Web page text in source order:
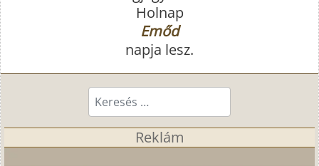
Holnap
Emőd
napja lesz.
Keresés...
Reklám